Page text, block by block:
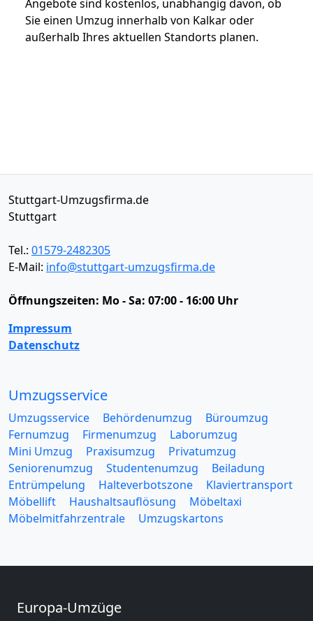
Angebote sind kostenlos, unabhängig davon, ob
Sie einen Umzug innerhalb von Kalkar oder
außerhalb Ihres aktuellen Standorts planen.
Stuttgart-Umzugsfirma.de
Stuttgart
Tel.: 01579-2482305
E-Mail: info@stuttgart-umzugsfirma.de
Öffnungszeiten: Mo - Sa: 07:00 - 16:00 Uhr
Impressum
Datenschutz
Umzugsservice
Umzugsservice Behördenumzug
Büroumzug
Fernumzug
Firmenumzug
Laborumzug
Mini Umzug
Praxisumzug
Privatumzug
Seniorenumzug
Studentenumzug
Beiladung
Entrümpelung
Halteverbotszone
Klaviertransport
Möbellift
Haushaltsauflösung
Möbeltaxi
Möbelmitfahrzentrale
Umzugskartons
Europa-Umzüge